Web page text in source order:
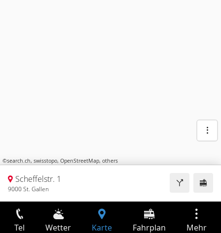
©search.ch, swisstopo, OpenStreetMap, others
Scheffelstr. 1
9000 St. Gallen
Tel Wetter Karte Fahrplan Mehr